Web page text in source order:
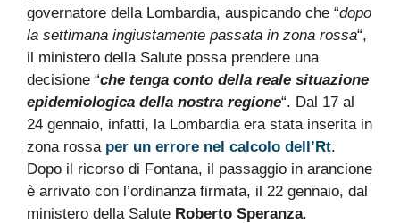
governatore della Lombardia, auspicando che “dopo
la settimana ingiustamente passata in zona rossa“,
il ministero della Salute possa prendere una
decisione “che tenga conto della reale situazione
epidemiologica della nostra regione“. Dal 17 al
24 gennaio, infatti, la Lombardia era stata inserita in
zona rossa per un errore nel calcolo dell’Rt.
Dopo il ricorso di Fontana, il passaggio in arancione
è arrivato con l’ordinanza firmata, il 22 gennaio, dal
ministero della Salute Roberto Speranza.